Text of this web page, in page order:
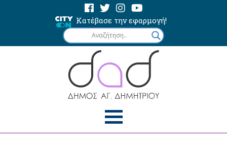
Κατέβασε την εφαρμογή!